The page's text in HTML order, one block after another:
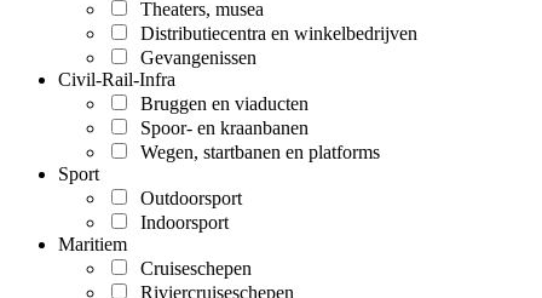
Theaters, musea
Distributiecentra en winkelbedrijven
Gevangenissen
Civil-Rail-Infra
Bruggen en viaducten
Spoor- en kraanbanen
Wegen, startbanen en platforms
Sport
Outdoorsport
Indoorsport
Maritiem
Cruiseschepen
Riviercruiseschepen